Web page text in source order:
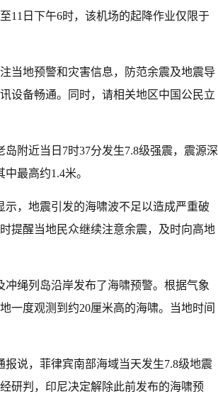
11日下午6时，该机场的起降作业仅限于
当地预警和灾害信息，防范余震及地震导
设备畅通。同时，请相关地区中国公民立
附近当日7时37分发生7.8级强震，震源深
最高约1.4米。
，地震引发的海啸波不足以造成严重破
提醒当地民众继续注意余震，及时向高地
绳列岛沿岸发布了海啸预警。根据气象
一度观测到约20厘米高的海啸。当地时间
说，菲律宾南部海域当天发生7.8级地震
研判，印尼决定解除此前发布的海啸预